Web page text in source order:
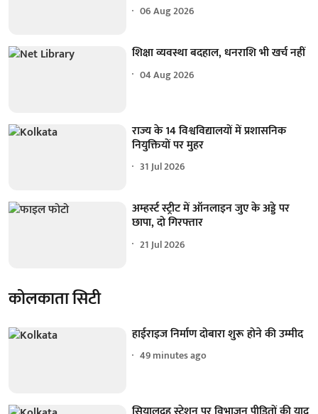
06 Aug 2026
शिक्षा व्यवस्था बदहाल, धनराशि भी खर्च नहीं
04 Aug 2026
राज्य के 14 विश्वविद्यालयों में प्रशासनिक
नियुक्तियों पर मुहर
31 Jul 2026
अम्हर्स्ट स्ट्रीट में ऑनलाइन जुए के अड्डे पर
छापा, दो गिरफ्तार
21 Jul 2026
कोलकाता सिटी
हाईराइज निर्माण दोबारा शुरू होने की उम्मीद
49 minutes ago